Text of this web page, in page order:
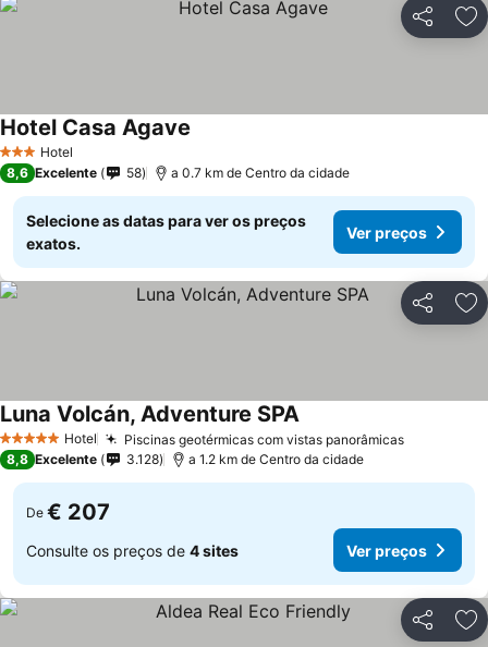
Partilhar
3 EstrelasHotel
Hotel Casa Agave
8,6 Excelente 58 a 0.7 km de Centro da cidade
Selecione as datas para ver os preços
exatos.
Ver preços
Partilhar
5 Estrelas Hotel Piscinas geotérmicas com vistas panorâmicas
Luna Volcán, Adventure SPA
8,8 Excelente 3.128 a 1.2 km de Centro da cidade
De € 207
Consulte os preços de 4 sites Ver preços
Partilhar